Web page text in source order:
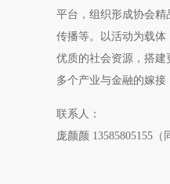
平台，组织形成协会
传播等。以活动为载
优质的社会资源，搭
多个产业与金融的嫁接
联系人：
庞颜颜 13585805155（